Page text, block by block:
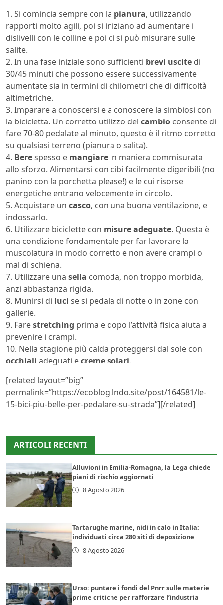
1. Si comincia sempre con la pianura, utilizzando
rapporti molto agili, poi si iniziano ad aumentare i
dislivelli con le colline e poi ci si può misurare sulle
salite.
2. In una fase iniziale sono sufficienti brevi uscite di
30/45 minuti che possono essere successivamente
aumentate sia in termini di chilometri che di difficoltà
altimetriche.
3. Imparare a conoscersi e a conoscere la simbiosi con
la bicicletta. Un corretto utilizzo del cambio consente di
fare 70-80 pedalate al minuto, questo è il ritmo corretto
su qualsiasi terreno (pianura o salita).
4. Berespesso e mangiare in maniera commisurata
allo sforzo. Alimentarsi con cibi facilmente digeribili (no
panino con la porchetta please!) e le cui risorse
energetiche entrano velocemente in circolo.
5. Acquistare un casco, con una buona ventilazione, e
indossarlo.
6. Utilizzare biciclette con misure adeguate. Questa è
una condizione fondamentale per far lavorare la
muscolatura in modo corretto e non avere crampi o
mal di schiena.
7. Utilizzare una sella comoda, non troppo morbida,
anzi abbastanza rigida.
8. Munirsi di luci se si pedala di notte o in zone con
gallerie.
9. Farestretching prima e dopo l’attività fisica aiuta a
prevenire i crampi.
10. Nella stagione più calda proteggersi dal sole con
occhiali adeguati ecreme solari.
[related layout=”big”
permalink=”https://ecoblog.lndo.site/post/164581/le-
15-bici-piu-belle-per-pedalare-su-strada”][/related]
ARTICOLI RECENTI
Alluvioni in Emilia-Romagna, la Lega chiede
piani di rischio aggiornati
8 Agosto 2026
Tartarughe marine, nidi in calo in Italia:
individuati circa 280 siti di deposizione
8 Agosto 2026
Urso: puntare i fondi del Pnrr sulle materie
prime critiche per rafforzare l’industria